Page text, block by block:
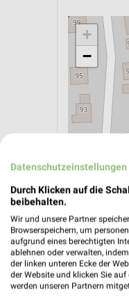
+
−
ÖPNV
Datenschutzeinstellungen
Durch Klicken auf die
beibehalten.
Wir und unsere Partner
Browserspeichern, um
aufgrund eines berechtigten
ablehnen oder verwalten,
der linken unteren Ecke der
der Website und klicken Sie
werden unseren Partnern